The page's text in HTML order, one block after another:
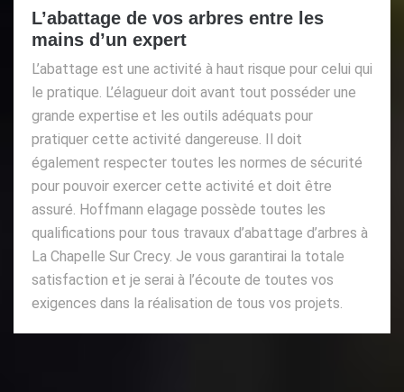
L’abattage de vos arbres entre les
mains d’un expert
L’abattage est une activité à haut risque pour celui qui
le pratique. L’élagueur doit avant tout posséder une
grande expertise et les outils adéquats pour
pratiquer cette activité dangereuse. Il doit
également respecter toutes les normes de sécurité
pour pouvoir exercer cette activité et doit être
assuré. Hoffmann elagage possède toutes les
qualifications pour tous travaux d’abattage d’arbres à
La Chapelle Sur Crecy. Je vous garantirai la totale
satisfaction et je serai à l’écoute de toutes vos
exigences dans la réalisation de tous vos projets.